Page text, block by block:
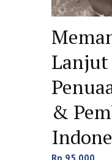
&